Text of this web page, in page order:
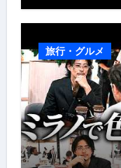
旅行・グルメ